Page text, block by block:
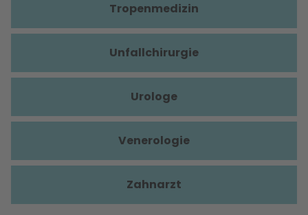
Tropenmedizin
Unfallchirurgie
Urologe
Venerologie
Zahnarzt